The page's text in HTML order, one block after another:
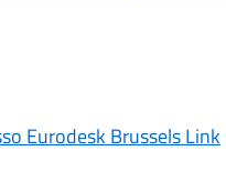
Eurodesk Brussels Link